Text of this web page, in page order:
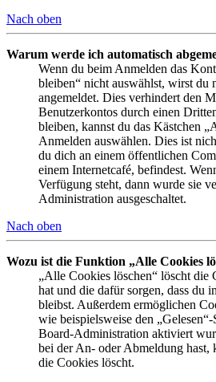
Nach oben
Warum werde ich automatisch
Wenn du beim Anmelden das
bleiben“ nicht auswählst, wirst du
angemeldet. Dies verhindert den
Benutzerkontos durch einen
bleiben, kannst du das Kästchen
Anmelden auswählen. Dies ist
du dich an einem öffentlichen
einem Internetcafé, befindest.
Verfügung steht, dann wurde sie
Administration ausgeschaltet.
Nach oben
Wozu ist die Funktion „Alle Cookies
„Alle Cookies löschen“ löscht die
hat und die dafür sorgen, dass du
bleibst. Außerdem ermöglichen
wie beispielsweise den
Board-Administration aktiviert
bei der An- oder Abmeldung hast,
die Cookies löscht.